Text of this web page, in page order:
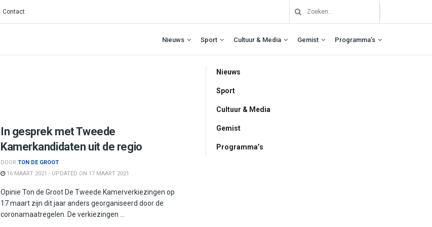
Contact
Nieuws Sport Cultuur & Media Gemist Programma’s
In gesprek met Tweede
Kamerkandidaten uit de regio
DOOR TON DE GROOT
16 MAART 2021 - UPDATED ON 17 MAART 2021
Opinie Ton de Groot De Tweede Kamerverkiezingen op
17 maart zijn dit jaar anders georganiseerd door de
coronamaatregelen. De verkiezingen ...
Nieuws
Sport
Cultuur & Media
Gemist
Programma’s